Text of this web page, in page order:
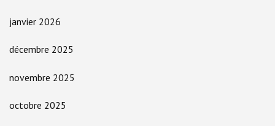
janvier 2026
décembre 2025
novembre 2025
octobre 2025